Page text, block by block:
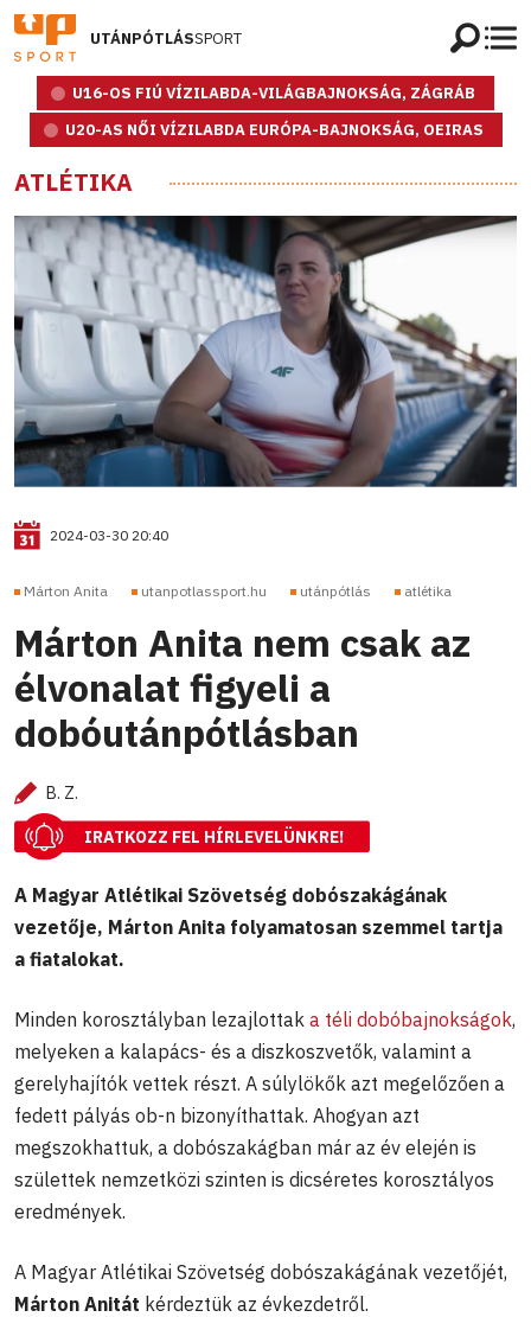
UTÁNPÓTLÁSSPORT
U16-OS FIÚ VÍZILABDA-VILÁGBAJNOKSÁG, ZÁGRÁB
U20-AS NŐI VÍZILABDA EURÓPA-BAJNOKSÁG, OEIRAS
ATLÉTIKA
2024-03-30 20:40
Márton Anita utanpotlassport.hu utánpótlás atlétika
Márton Anita nem csak az
élvonalat figyeli a
dobóutánpótlásban
B. Z.
IRATKOZZ FEL HÍRLEVELÜNKRE!
A Magyar Atlétikai Szövetség dobószakágának
vezetője, Márton Anita folyamatosan szemmel tartja
a fiatalokat.
Minden korosztályban lezajlottak a téli dobóbajnokságok,
melyeken a kalapács- és a diszkoszvetők, valamint a
gerelyhajítók vettek részt. A súlylökők azt megelőzően a
fedett pályás ob-n bizonyíthattak. Ahogyan azt
megszokhattuk, a dobószakágban már az év elején is
születtek nemzetközi szinten is dicséretes korosztályos
eredmények.
A Magyar Atlétikai Szövetség dobószakágának vezetőjét,
Márton Anitát kérdeztük az évkezdetről.